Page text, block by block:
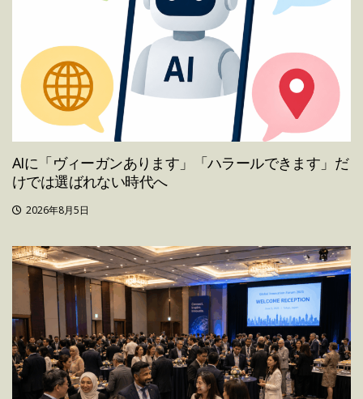
AIに「ヴィーガンあります」「ハラールできます」だ
けでは選ばれない時代へ
2026年8月5日